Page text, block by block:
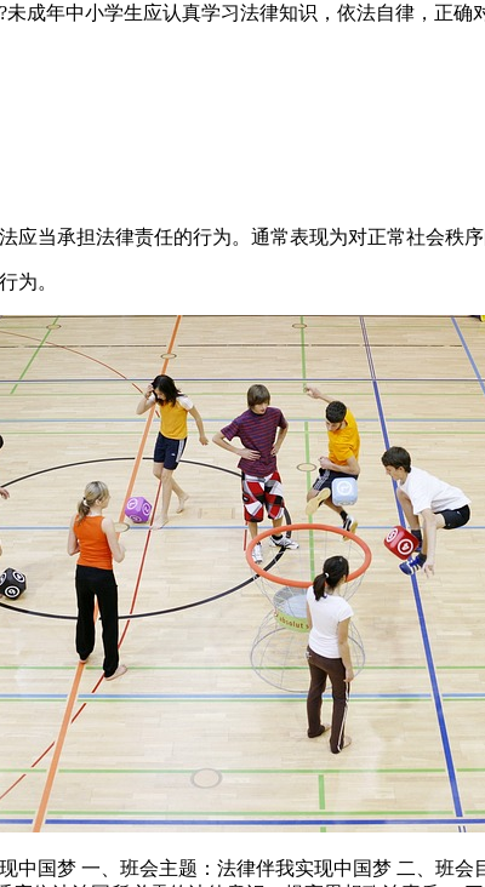
成年中小学生应认真学习法律知识，依法自律，正
当承担法律责任的行为。通常表现为对正常社会秩
为。
中国梦 一、班会主题：法律伴我实现中国梦 二、班